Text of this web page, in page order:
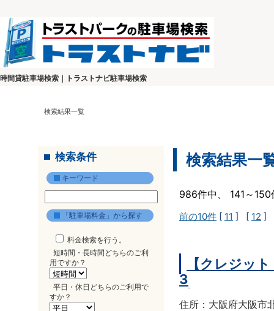
時間貸駐車場検索｜トラストナビ駐車場検索
検索結果一覧
検索条件
キーワード
「駐車場料金」から探す
料金検索を行う。
短時間・長時間どちらのご利
用ですか？
平日・休日どちらのご利用で
すか？
検索結果一
986件中、 141～
前の10件 [ 11 ] [ 12 ]
【クレジッ
3
住所：大阪府大阪市